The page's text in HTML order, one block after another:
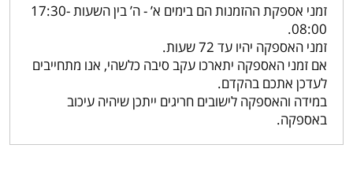
זמני אספקת ההזמנות הם בימים א’ - ה’ בין השעות 17:30-
08:00.
זמני האספקה יהיו עד 72 שעות.
אם זמני האספקה יתארכו עקב סיבה כלשהי, אנו מתחייבים
לעדכן אתכם בהקדם.
במידה והאספקה לישובים חריגים ייתכן שיהיה עיכוב
באספקה.